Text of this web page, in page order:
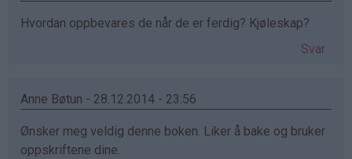
Hvordan oppbevares de når de er ferdig? Kjøleskap?
Svar
Anne Bøtun - 28.12.2014 - 23:56
Ønsker meg veldig denne boken. Liker å bake og bruker
oppskriftene dine.